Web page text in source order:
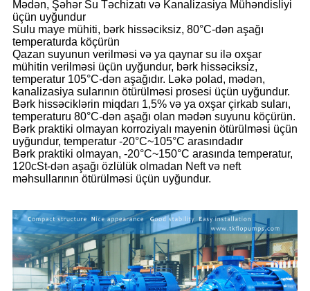
Mədən, Şəhər Su Təchizatı və Kanalizasiya Mühəndisliyi
üçün uyğundur
Sulu maye mühiti, bərk hissəciksiz, 80°C-dən aşağı
temperaturda köçürün
Qazan suyunun verilməsi və ya qaynar su ilə oxşar
mühitin verilməsi üçün uyğundur, bərk hissəciksiz,
temperatur 105°C-dən aşağıdır. Ləkə polad, mədən,
kanalizasiya sularının ötürülməsi prosesi üçün uyğundur.
Bərk hissəciklərin miqdarı 1,5% və ya oxşar çirkab suları,
temperaturu 80°C-dən aşağı olan mədən suyunu köçürün.
Bərk praktiki olmayan korroziyalı mayenin ötürülməsi üçün
uyğundur, temperatur -20°C~105°C arasındadır
Bərk praktiki olmayan, -20°C~150°C arasında temperatur,
120cSt-dən aşağı özlülük olmadan Neft və neft
məhsullarının ötürülməsi üçün uyğundur.